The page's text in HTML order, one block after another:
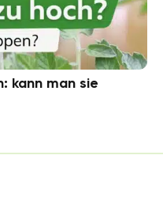
kann man sie